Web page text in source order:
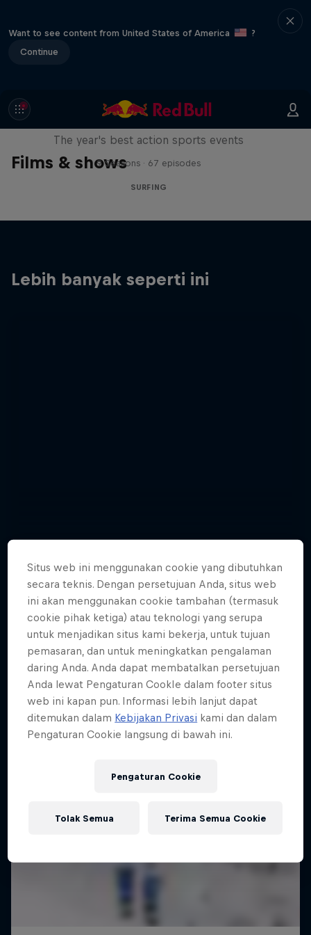
Want to see content from United States of America
?
Continue
Films & shows
Red Bull Signature Series
The year's best action sports events
9 Seasons · 67 episodes
SURFING
Lebih banyak seperti ini
Enjoy top photos from Friday's Crashed
Ice in Jyväskylä
10 Photos
Situs web ini menggunakan cookie yang dibutuhkan
secara teknis. Dengan persetujuan Anda, situs web
ini akan menggunakan cookie tambahan (termasuk
cookie pihak ketiga) atau teknologi yang serupa
untuk menjadikan situs kami bekerja, untuk tujuan
pemasaran, dan untuk meningkatkan pengalaman
daring Anda. Anda dapat membatalkan persetujuan
Anda lewat Pengaturan CookIe dalam footer situs
web ini kapan pun. Informasi lebih lanjut dapat
ditemukan dalam Kebijakan Privasi kami dan dalam
Pengaturan Cookie langsung di bawah ini.
Pengaturan Cookie
Tolak Semua Terima Semua Cookie